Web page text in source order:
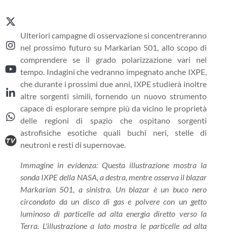
Ulteriori campagne di osservazione si concentreranno
nel prossimo futuro su Markarian 501, allo scopo di
comprendere se il grado polarizzazione vari nel
tempo. Indagini che vedranno impegnato anche IXPE,
che durante i prossimi due anni, IXPE studierà inoltre
altre sorgenti simili, fornendo un nuovo strumento
capace di esplorare sempre più da vicino le proprietà
delle regioni di spazio che ospitano sorgenti
astrofisiche esotiche quali buchi neri, stelle di
neutroni e resti di supernovae.
Immagine in evidenza: Questa illustrazione mostra la
sonda IXPE della NASA, a destra, mentre osserva il blazar
Markarian 501, a sinistra. Un blazar è un buco nero
circondato da un disco di gas e polvere con un getto
luminoso di particelle ad alta energia diretto verso la
Terra. L'illustrazione a lato mostra le particelle ad alta